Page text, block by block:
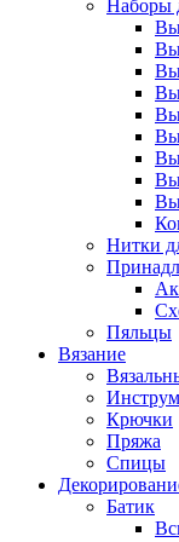
Наборы
Нитки
Пяльцы
Вязание
Крючки
Пряжа
Спицы
Батик